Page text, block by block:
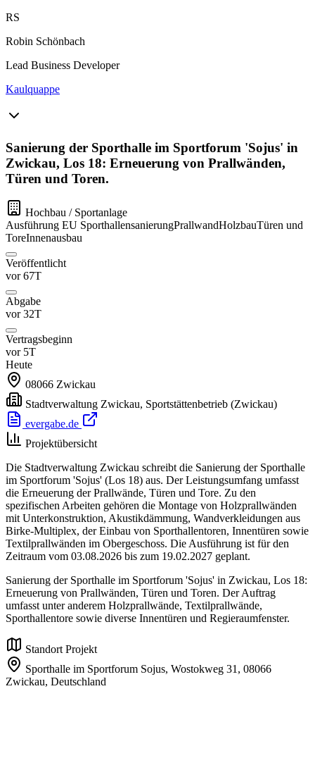
RS
Robin Schönbach
Lead Business Developer
Kaulquappe
Sanierung der Sporthalle im Sportforum 'Sojus' in
Zwickau, Los 18: Erneuerung von Prallwänden,
Türen und Toren.
Hochbau / Sportanlage
Ausführung EU SporthallensanierungPrallwandHolzbauTüren und
ToreInnenausbau
Veröffentlicht
vor 67T
Abgabe
vor 32T
Vertragsbeginn
vor 5T
Heute
08066 Zwickau
Stadtverwaltung Zwickau, Sportstättenbetrieb (Zwickau)
evergabe.de
Projektübersicht
Die Stadtverwaltung Zwickau schreibt die Sanierung der Sporthalle
im Sportforum 'Sojus' (Los 18) aus. Der Leistungsumfang umfasst
die Erneuerung der Prallwände, Türen und Tore. Zu den
spezifischen Arbeiten gehören die Montage von Holzprallwänden
mit Unterkonstruktion, Akustikdämmung, Wandverkleidungen aus
Birke-Multiplex, der Einbau von Sporthallentoren, Innentüren sowie
Textilprallwänden im Obergeschoss. Die Ausführung ist für den
Zeitraum vom 03.08.2026 bis zum 19.02.2027 geplant.
Sanierung der Sporthalle im Sportforum 'Sojus' in Zwickau, Los 18:
Erneuerung von Prallwänden, Türen und Toren. Der Auftrag
umfasst unter anderem Holzprallwände, Textilprallwände,
Sporthallentore sowie diverse Innentüren und Regieraumfenster.
Standort Projekt
Sporthalle im Sportforum Sojus, Wostokweg 31, 08066
Zwickau, Deutschland